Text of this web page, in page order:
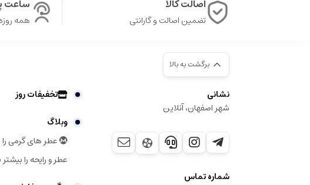
اصالت کالا
تضمین اصالت و گارانتی
ساعت
همه روزه 9 صبح تا 9 شب
برگشت به بالا
نشانی
شهر اصفهان، آنلاین
شماره تماس
تخفیفات روز
وبلاگ
عطر های گرمی
عطر و رایحه را